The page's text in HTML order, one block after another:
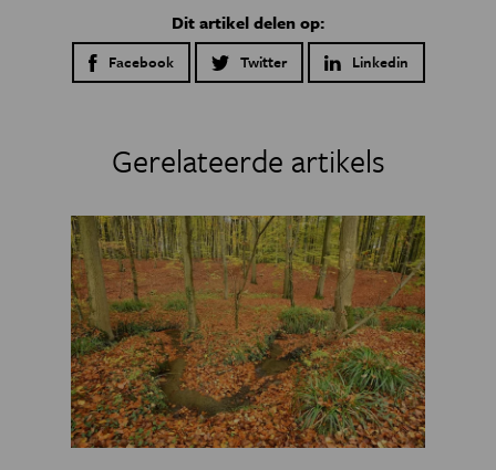
Dit artikel delen op:
Facebook Twitter Linkedin
Gerelateerde artikels